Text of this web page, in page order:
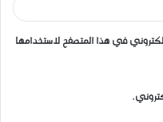
في هذا المتصفح لاستخدامها